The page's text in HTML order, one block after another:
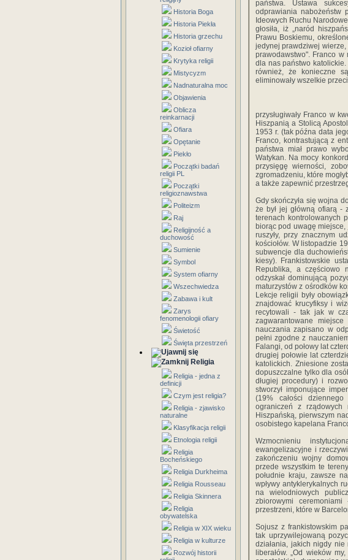
Historia Boga
Historia Piekła
Historia grzechu
Kozioł ofiarny
Krytyka religii
Mistycyzm
Nadnaturalna moc
Objawienia
Oblicza
reinkarnacji
Ofiara
Opętanie
Piekło
Początki badań
religii PL
Początki
religioznawstwa
Politeizm
Raj
Religijność a
duchowość
Sumienie
Symbol
System ofiarny
Wszechwiedza
Zabawa i kult
Zarys
fenomenologii ofiary
Świetość
Święta przestrzeń
Religia
Religia - jedna z
definicji
Czym jest religia?
Religia - zjawisko
naturalne
Klasyfikacja religii
Etnologia religii
Religia
Bocheńskiego
Religia Durkheima
Religia Rousseau
Religia Skinnera
Religia
obywatelska
Religia w XIX wieku
Religia w kulturze
Rozwój historii
państwa. Ustawa
odprawiania nabożeństw
Ideowych Ruchu
głosiła, iż „naród
Prawu Boskiemu,
jedynej prawdziwej
prawodawstwo". Franco w
dla nas państwo
również, że konieczne
eliminowały wszelkie
przysługiwały Franco w
Hiszpanią a Stolicą
1953 r. (tak późna data
Franco, kontrastującą z
państwa miał prawo
Watykan. Na mocy
przysięgę wierności,
zgromadzeniu, które
a także zapewnić
Gdy skończyła się wojna
że był jej główną ofiarą -
terenach kontrolowanych
biorąc pod uwagę miejsce,
ruszyły, przy znacznym
kościołów. W listopadzie
subwencje dla
kiesy). Frankistowskie
Republika, a częściowo
odzyskał dominującą
maturzystów z ośrodków
Lekcje religii były
znajdować krucyfiksy i
recytowali - tak jak w
zagwarantowane
nauczania zapisano w
pełni zgodne z
Falangi, od połowy lat
drugiej połowie lat
katolickich. Zniesione
dopuszczalne tylko dla
długiej procedury) i
stworzył imponujące
(19% całości dziennego
ograniczeń z rządowych
Hiszpańską, pierwszym
osobistego kapelana
Wzmocnieniu
ewangelizacyjne i
zakończeniu wojny
przede wszystkim te
południe kraju, zawsze
wpływy antyklerykalnych
na wielodniowych
zbiorowymi
przestrzeni, które w
Sojusz z frankistowskim
tak uprzywilejowaną
działania, jakich nigdy
liberałów. „Od wieków